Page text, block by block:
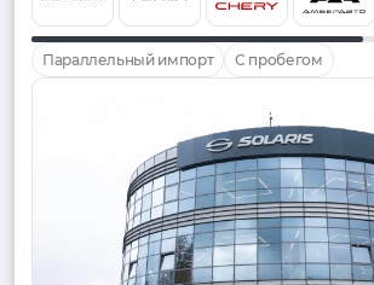
Параллельный импорт С пробегом